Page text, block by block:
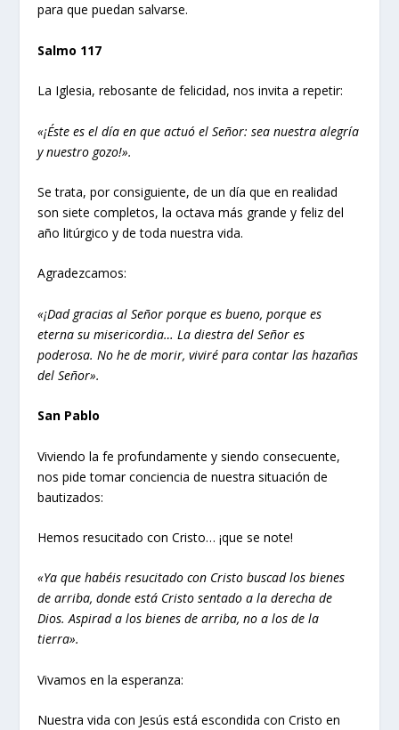
para que puedan salvarse.
Salmo 117
La Iglesia, rebosante de felicidad, nos invita a repetir:
«¡Éste es el día en que actuó el Señor: sea nuestra alegría
y nuestro gozo!».
Se trata, por consiguiente, de un día que en realidad
son siete completos, la octava más grande y feliz del
año litúrgico y de toda nuestra vida.
Agradezcamos:
«¡Dad gracias al Señor porque es bueno, porque es
eterna su misericordia… La diestra del Señor es
poderosa. No he de morir, viviré para contar las hazañas
del Señor».
San Pablo
Viviendo la fe profundamente y siendo consecuente,
nos pide tomar conciencia de nuestra situación de
bautizados:
Hemos resucitado con Cristo… ¡que se note!
«Ya que habéis resucitado con Cristo buscad los bienes
de arriba, donde está Cristo sentado a la derecha de
Dios. Aspirad a los bienes de arriba, no a los de la
tierra».
Vivamos en la esperanza:
Nuestra vida con Jesús está escondida con Cristo en